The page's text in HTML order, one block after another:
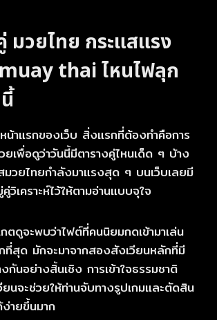
มวยไทย กระแสแรง
muay thaiไหนไฟลุก
หน้าแรกของเว็บ สิ่งแรกที่ต้องทำคือการ
ยเพื่อดูว่าวันนี้มีตารางคู่ไหนเด็ด ๆ บ้าง
วยไทยกำลังมาแรงสุด ๆ บนเว็บเลยมี
วิเคราะห์ไว้ให้ตามอ่านแบบจุใจ
ตดูจะพบว่าไฟต์ที่คนนิยมกดเข้ามาเล่น
ที่สุด มักจะมาจากสองสังเวียนหลักที่มี
กันอย่างสิ้นเชิง การเข้าใจธรรมชาติ
นจะช่วยให้ท่านจับทางรูปเกมและตัดสิน
ง่ายขึ้นมาก